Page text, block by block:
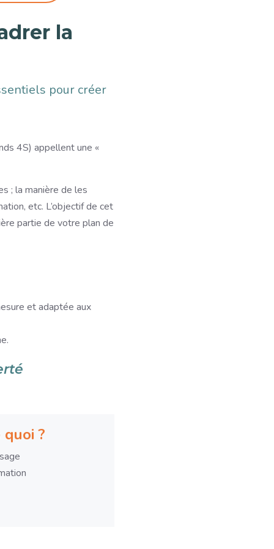
la
pour créer
4S) appellent une «
; la manière de les
etc. L’objectif de cet
partie de votre plan de
et adaptée aux
?